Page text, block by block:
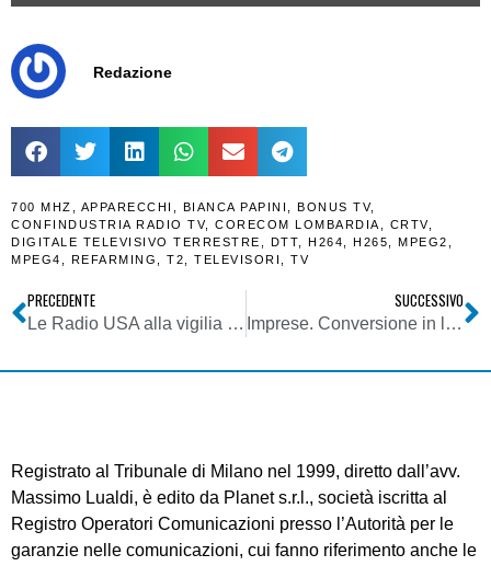
Redazione
700 MHZ APPARECCHI BIANCA PAPINI BONUS TV,
CONFINDUSTRIA RADIO TV, CORECOM LOMBARDIA CRTV,
DIGITALE TELEVISIVO TERRESTRE
DTT H264 H265 MPEG2
MPEG4
REFARMING T2 TELEVISORI TV
PRECEDENTE
Le Radio USA alla vigilia di uno switch-off analogico/digitale delle onde medie?
SUCCESSIVO
Imprese. Conversione in legge del DL Agosto. Confermata la norma sulla Rivalutazione dei beni d’impresa e delle partecipazioni 2020. Perché conviene farlo
Registrato al Tribunale di Milano nel 1999, diretto dall’avv.
Massimo Lualdi, è edito da Planet s.r.l., società iscritta al
Registro Operatori Comunicazioni presso l’Autorità per le
garanzie nelle comunicazioni, cui fanno riferimento anche le